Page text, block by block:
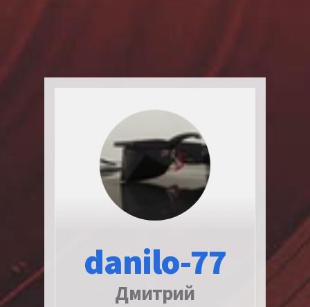
danilo-77
Дмитрий